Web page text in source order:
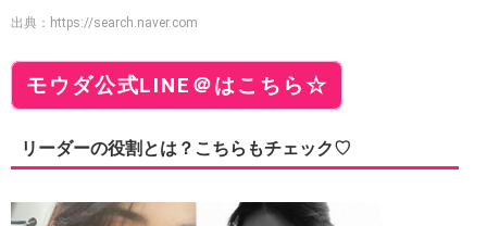
出典： https://search.naver.com
モウダ公式LINE＠はこちら☆
リーダーの役割とは？こちらもチェック♡